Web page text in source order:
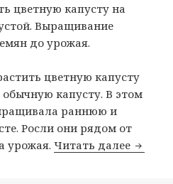
цветную капусту на
Выращивание
до урожая.
цветную капусту
капусту. В этом
раннюю и
Росли они рядом от
урожая.Читать далее